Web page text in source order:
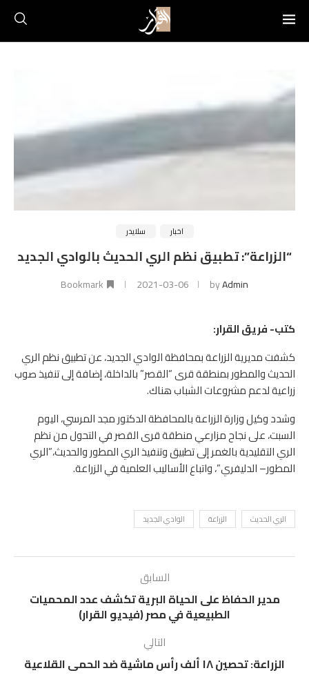
اخبار سلايدر
“الزراعة”: تطبيق نظم الري الحديث بالوادي الجديد
byAdmin
2021-03-06
Bookmark
كتب- فريق القرار:
كشفت مديرية الزراعة بمحافظة الوادي الجديد، عن تطبيق نظم الري
الحديث والمطور بمنطقة قرى “القصر” بالداخلة، إضافة إلى تنفيذ صوب
زراعية لدعم مشروعات الشباب هناك.
وشدد وكيل وزارة الزراعة بالمحافظة الدكتور مجد المرسي، اليوم
السبت، على نجاح مزارعي منطقة قرى القصر في التحول من نظم
الري التقليدية بالغمر إلى تطبيق وتنفيذ الري المطور والحديث،”الري
المطور– الدليفري”، واتباع الأساليب العلمية في الزراعة.
الري الحديث الزراعة الوادي الجديد
السابق
مدير الحفاظ على الحياة البرية تكشف عدد المحميات
الطبيعية في مصر (فيديو القرار)
التالي
الزراعة: تحصين ١٨ ألف رأس ماشية ضد الحمى القلاعية